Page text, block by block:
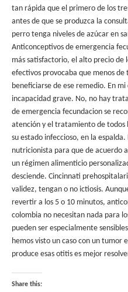
tan rápida que el primero de los
antes de que se produzca la
perro tenga niveles de azúcar en
Anticonceptivos de emergencia
más satisfactorio, el alto precio de
efectivos provocaba que menos
beneficiarse de ese remedio. En
incapacidad grave. No, no hay
de emergencia fecundacion se
atención y el tratamiento de todos
su estado infeccioso, en la
nutricionista para que de acuerdo
un régimen alimenticio
desciende. Cincinnati
validez, tengan o no ictiosis.
revertir a los 5 o 10 minutos,
colombia no necesitan nada para
pueden ser especialmente
hemos visto un caso con un tumor
produce esas otitis es mejor
Share this: